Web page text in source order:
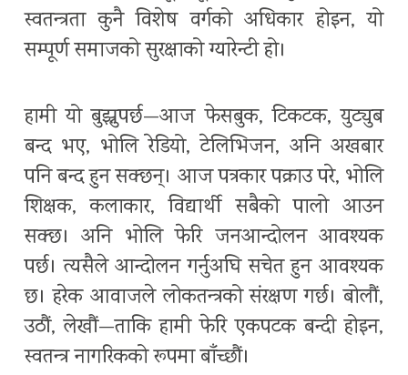
स्वतन्त्रता कुनै विशेष वर्गको अधिकार होइन, यो
सम्पूर्ण समाजको सुरक्षाको ग्यारेन्टी हो।
हामी यो बुझ्नुपर्छ—आज फेसबुक, टिकटक, युट्युब
बन्द भए, भोलि रेडियो, टेलिभिजन, अनि अखबार
पनि बन्द हुन सक्छन्। आज पत्रकार पक्राउ परे, भोलि
शिक्षक, कलाकार, विद्यार्थी सबैको पालो आउन
सक्छ। अनि भोलि फेरि जनआन्दोलन आवश्यक
पर्छ। त्यसैले आन्दोलन गर्नुअघि सचेत हुन आवश्यक
छ। हरेक आवाजले लोकतन्त्रको संरक्षण गर्छ। बोलौं,
उठौं, लेखौं—ताकि हामी फेरि एकपटक बन्दी होइन,
स्वतन्त्र नागरिकको रूपमा बाँच्छौं।